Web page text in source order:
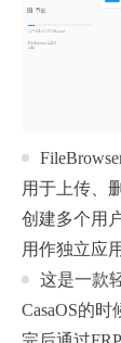
用于上传、
创建多个用
用作独立应
这是一款
CasaOS的